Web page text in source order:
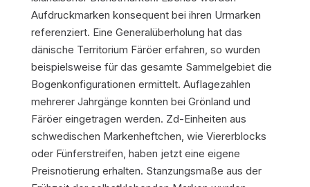
Aufdruckmarken konsequent bei ihren Urmarken
referenziert. Eine Generalüberholung hat das
dänische Territorium Färöer erfahren, so wurden
beispielsweise für das gesamte Sammelgebiet die
Bogenkonfigurationen ermittelt. Auflagezahlen
mehrerer Jahrgänge konnten bei Grönland und
Färöer eingetragen werden. Zd-Einheiten aus
schwedischen Markenheftchen, wie Viererblocks
oder Fünferstreifen, haben jetzt eine eigene
Preisnotierung erhalten. Stanzungsmaße aus der